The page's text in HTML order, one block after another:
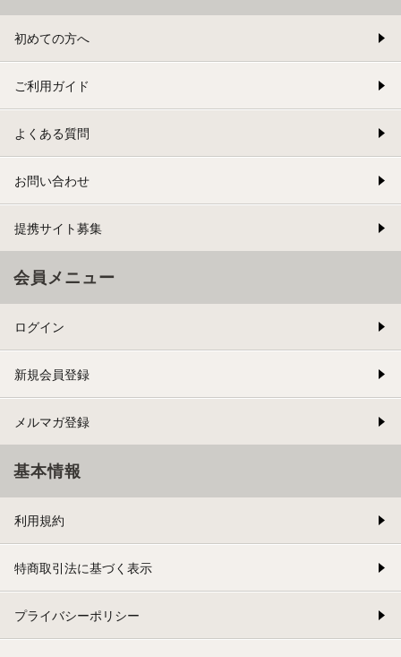
初めての方へ
ご利用ガイド
よくある質問
お問い合わせ
提携サイト募集
会員メニュー
ログイン
新規会員登録
メルマガ登録
基本情報
利用規約
特商取引法に基づく表示
プライバシーポリシー